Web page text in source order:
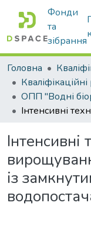
Фонди
та
зібрання
Головна
Інтенсивні
із